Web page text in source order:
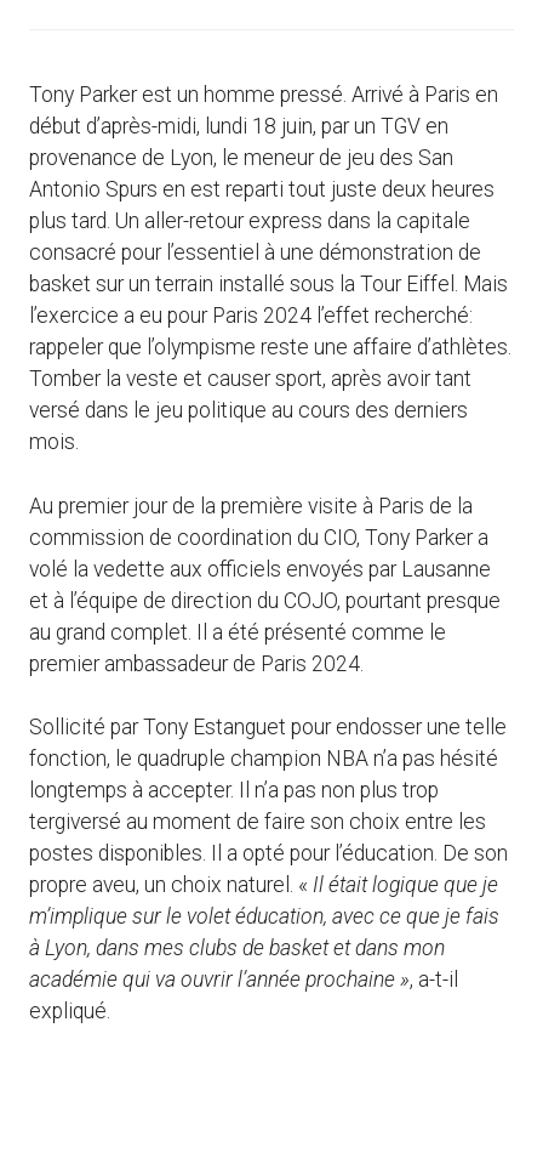
Tony Parker est un homme pressé. Arrivé à Paris en
début d’après-midi, lundi 18 juin, par un TGV en
provenance de Lyon, le meneur de jeu des San
Antonio Spurs en est reparti tout juste deux heures
plus tard. Un aller-retour express dans la capitale
consacré pour l’essentiel à une démonstration de
basket sur un terrain installé sous la Tour Eiffel. Mais
l’exercice a eu pour Paris 2024 l’effet recherché:
rappeler que l’olympisme reste une affaire d’athlètes.
Tomber la veste et causer sport, après avoir tant
versé dans le jeu politique au cours des derniers
mois.
Au premier jour de la première visite à Paris de la
commission de coordination du CIO, Tony Parker a
volé la vedette aux officiels envoyés par Lausanne
et à l’équipe de direction du COJO, pourtant presque
au grand complet. Il a été présenté comme le
premier ambassadeur de Paris 2024.
Sollicité par Tony Estanguet pour endosser une telle
fonction, le quadruple champion NBA n’a pas hésité
longtemps à accepter. Il n’a pas non plus trop
tergiversé au moment de faire son choix entre les
postes disponibles. Il a opté pour l’éducation. De son
propre aveu, un choix naturel. « Il était logique que je
m’implique sur le volet éducation, avec ce que je fais
à Lyon, dans mes clubs de basket et dans mon
académie qui va ouvrir l’année prochaine », a-t-il
expliqué.